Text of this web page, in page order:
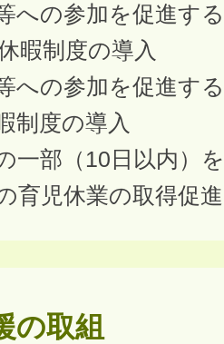
への参加を促進す
暇制度の導入
への参加を促進す
制度の導入
一部（10日以内）
育児休業の取得促進
の取組